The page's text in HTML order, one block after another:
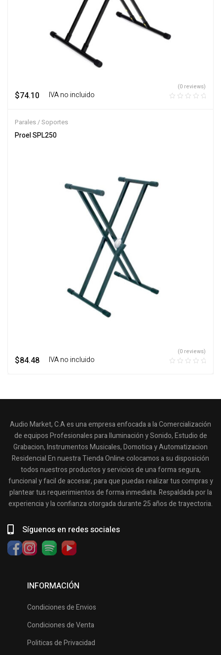
$74.10 ‎ ‎ ‎ IVA no incluido
(0 reviews)
Parales / Soportes
Proel SPL250
$84.48 ‎ ‎ ‎ IVA no incluido
(0 reviews)
Audio Market, C.A es una empresa enfocada a la Comercialización
de equipos Profesionales para Iluminación y Sonido, Estudio de
Grabacion, Instrumentos Musicales, Domotica y Automatizacion
Residencial En nuestra Tienda Online colocamos a su disposición
todos nuestros productos y servicios de una forma segura,
funcional y facil de accesar, para que puedas realizar tus compras y
plantear tus requerimientos de forma inmediata. Respaldada por la
experiencia y la confianza otorgada durante 25 años de trayectoria.
Síguenos en redes sociales
INFORMACIÓN
Condiciones de Envios
Condiciones de Venta
Politicas de Privacidad